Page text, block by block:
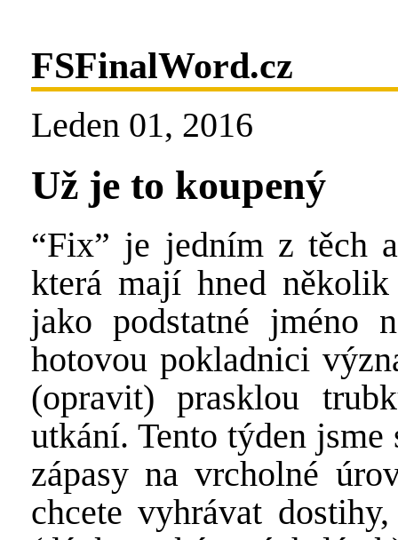
FSFinalWord.cz
Leden 01, 2016
Už je to koupený
“Fix” je jedním z těch
která mají hned
jako podstatné jméno
hotovou pokladnici
(opravit) prasklou
utkání. Tento týden
zápasy na vrcholné
chcete vyhrávat